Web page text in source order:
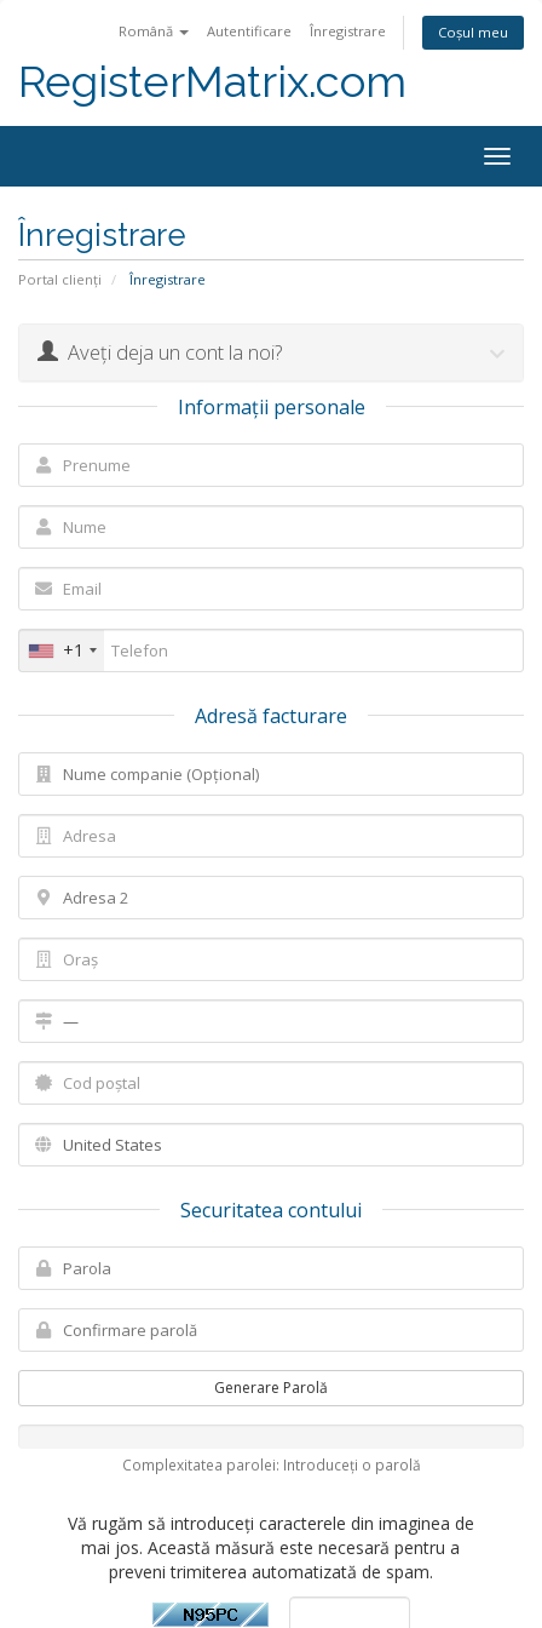
Română Autentificare Înregistrare Coșul meu
RegisterMatrix.com
Înregistrare
Portal clienți Înregistrare
Aveți deja un cont la noi?
Informații personale
+1
Adresă facturare
Securitatea contului
Generare Parolă
Complexitatea parolei: Introduceți o parolă
Vă rugăm să introduceți caracterele din imaginea de
mai jos. Această măsură este necesară pentru a
preveni trimiterea automatizată de spam.